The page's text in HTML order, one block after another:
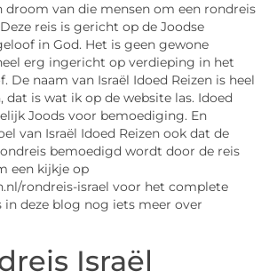
droom van die mensen om een rondreis
reis is gericht op de Joodse
in God. Het is geen gewone
erg ingericht op verdieping in het
De naam van Israël Idoed Reizen is heel
dat is wat ik op de website las. Idoed
Joods voor bemoediging. En
van Israël Idoed Reizen ook dat de
bemoedigd wordt door de reis
een kijkje op
rondreis-israel voor het complete
in deze blog nog iets meer over
Israël